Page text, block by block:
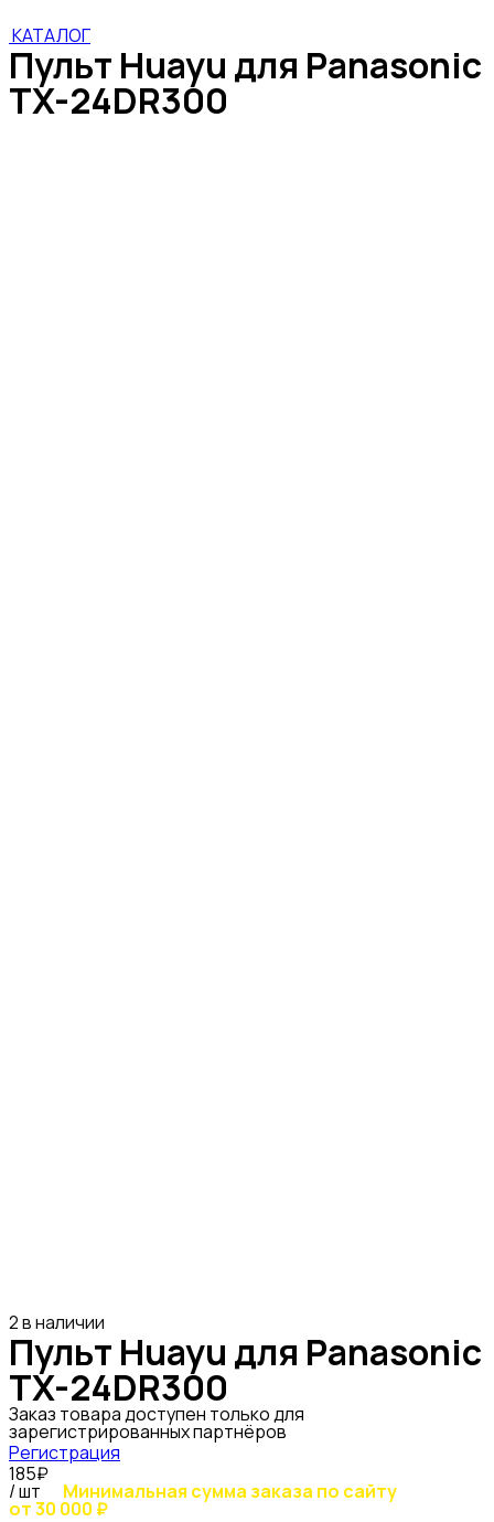
КАТАЛОГ
Пульт Huayu для Panasonic
TX-24DR300
2 в наличии
Пульт Huayu для Panasonic
TX-24DR300
Заказ товара доступен только для
зарегистрированных партнёров
Регистрация
185₽
/ шт Минимальная сумма заказа по сайту
от 30 000 ₽